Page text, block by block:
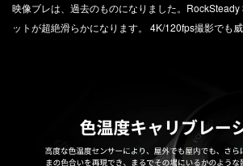
映像ブレは、過去のものになりました。RockSteady
ットが超絶滑らかになります。 4K/120fps撮影でも威